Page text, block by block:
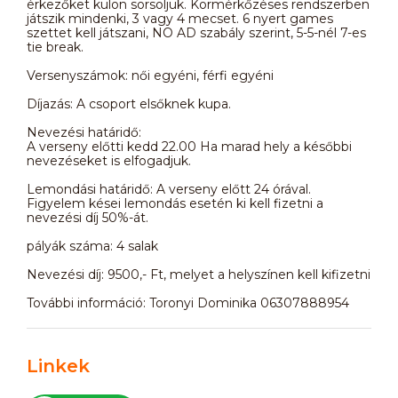
érkezőket külön sorsoljuk. Körmérkőzéses rendszerben
játszik mindenki, 3 vagy 4 mecset. 6 nyert games
szettet kell játszani, NO AD szabály szerint, 5-5-nél 7-es
tie break.
Versenyszámok: női egyéni, férfi egyéni
Díjazás: A csoport elsőknek kupa.
Nevezési határidő:
A verseny előtti kedd 22.00 Ha marad hely a későbbi
nevezéseket is elfogadjuk.
Lemondási határidő: A verseny előtt 24 órával.
Figyelem kései lemondás esetén ki kell fizetni a
nevezési díj 50%-át.
pályák száma: 4 salak
Nevezési díj: 9500,- Ft, melyet a helyszínen kell kifizetni
További információ: Toronyi Dominika 06307888954
Linkek